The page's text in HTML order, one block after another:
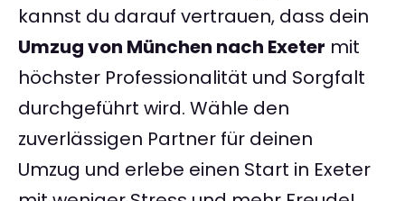
kannst du darauf vertrauen, dass dein
Umzug von München nach Exeter mit
höchster Professionalität und Sorgfalt
durchgeführt wird. Wähle den
zuverlässigen Partner für deinen
Umzug und erlebe einen Start in Exeter